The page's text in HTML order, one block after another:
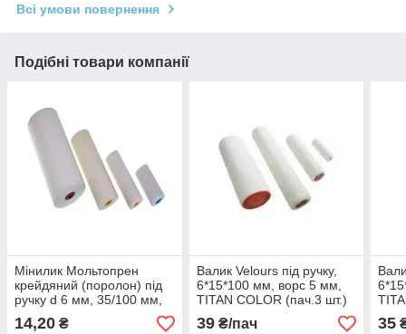
Всі умови повернення
Подібні товари компанії
Мінилик Мольтопрен
крейдяний (поролон) під
ручку d 6 мм, 35/100 мм,
Favorit 02-030
14,20 ₴
Валик Velours під ручку,
6*15*100 мм, ворс 5 мм,
TITAN COLOR (пач.3 шт.)
39₴/пач 35